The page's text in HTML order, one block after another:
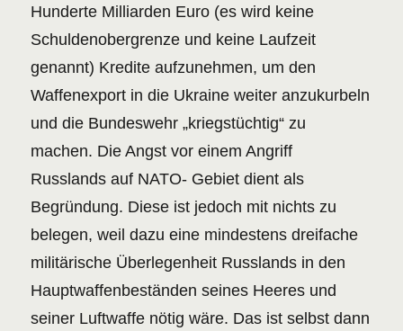
Hunderte Milliarden Euro (es wird keine
Schuldenobergrenze und keine Laufzeit
genannt) Kredite aufzunehmen, um den
Waffenexport in die Ukraine weiter anzukurbeln
und die Bundeswehr „kriegstüchtig“ zu
machen. Die Angst vor einem Angriff
Russlands auf NATO- Gebiet dient als
Begründung. Diese ist jedoch mit nichts zu
belegen, weil dazu eine mindestens dreifache
militärische Überlegenheit Russlands in den
Hauptwaffenbeständen seines Heeres und
seiner Luftwaffe nötig wäre. Das ist selbst dann